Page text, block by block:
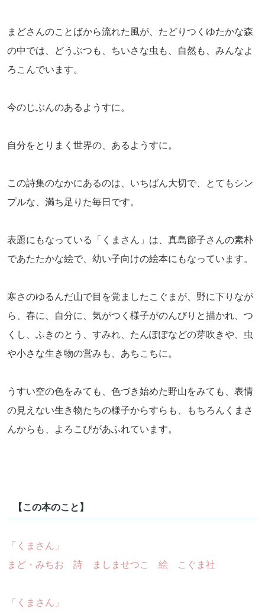
まどさんのことばから流れた風が、たどりつくゆたかな森
の中では、どうぶつも、ちいさな虫も、自然も、みんなよ
ろこんでいます。
今のじぶんのあるようすに。
自分をとりまく世界の、あるようすに。
この詩集のなかにあるのは、いちばん大切で、とてもシン
プルな、満ち足りた毎日です。
表題にもなっている「くまさん」は、真島節子さんの素朴
であたたかな絵で、幼い子向けの絵本にもなっています。
寒さのゆるんだ山で目を覚ましたこぐまが、野に下りなが
ら、春に、自分に、気がつく様子がのんびりと描かれ、つ
くし、ふきのとう、すみれ、たんぽぽなどの芽吹きや、虫
や小さな生き物の営みも、あちこちに。
うすい空の色をみても、色づき始めた野山をみても、表情
の見えない生き物たちの様子からすらも、もちろんくまさ
んからも、よろこびがあふれています。
【この本のこと】
「くまさん」
まど・みちお 詩 ましませつこ 絵 こぐま社
「くまさん」